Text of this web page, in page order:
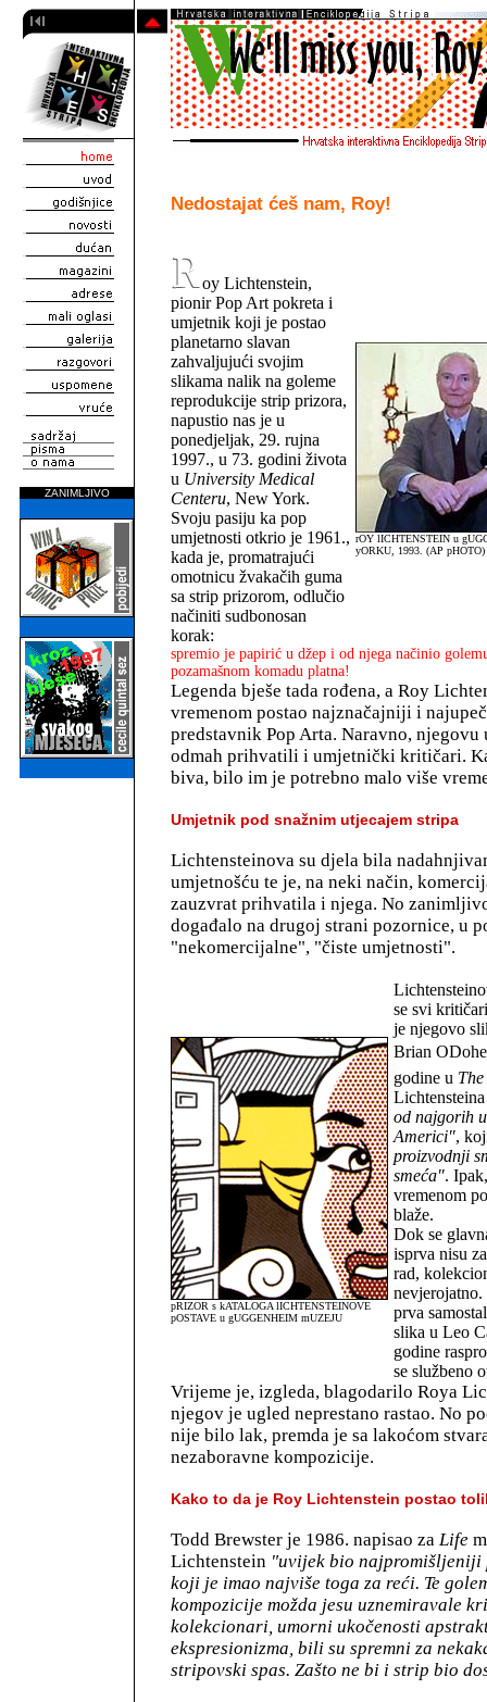
ZANIMLJIVO
Nedostajat ćeš nam, Roy!
oy Lichtenstein,
pionir Pop Art pokreta i
umjetnik koji je postao
planetarno slavan
zahvaljujući svojim
slikama nalik na goleme
reprodukcije strip prizora,
napustio nas je u
ponedjeljak, 29. rujna
1997., u 73. godini života
u University Medical
Centeru, New York.
Svoju pasiju ka pop
umjetnosti otkrio je 1961.,
kada je, promatrajući
omotnicu žvakačih guma
sa strip prizorom, odlučio
načiniti sudbonosan
korak:
rOY lICHTENSTEIN u
yORKU, 1993. (AP pHOTO)
spremio je papirić u džep i od njega načinio
pozamašnom komadu platna!
Legenda bješe tada rođena, a Roy
vremenom postao najznačajniji i
predstavnik Pop Arta. Naravno, njegovu
odmah prihvatili i umjetnički kritičari.
biva, bilo im je potrebno malo više
Umjetnik pod snažnim utjecajem stripa
Lichtensteinova su djela bila
umjetnošću te je, na neki način,
zauzvrat prihvatila i njega. No
događalo na drugoj strani pozornice, u
"nekomercijalne", "čiste umjetnosti".
pRIZOR s kATALOGA lICHTENSTEINOVE
pOSTAVE u gUGGENHEIM mUZEJU
se svi
je njegovo
Brian
godine u
od najgorih
Americi",
proizvodnji
smeća".
vremenom
blaže.
Dok se
isprva nisu
rad,
prva
slika u Leo
godine
se službeno
Vrijeme je, izgleda, blagodarilo Roya
njegov je ugled neprestano rastao. No
nije bilo lak, premda je sa lakoćom
nezaboravne kompozicije.
Kako to da je Roy Lichtenstein postao
Todd Brewster je 1986. napisao za Life
Lichtenstein "uvijek bio najpromišljeniji
koji je imao najviše toga za reći. Te
kompozicije možda jesu uznemiravale
kolekcionari, umorni ukočenosti
ekspresionizma, bili su spremni za
stripovski spas. Zašto ne bi i strip bio